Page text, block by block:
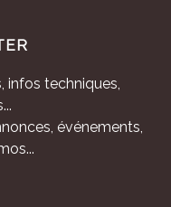
infos techniques,
événements,